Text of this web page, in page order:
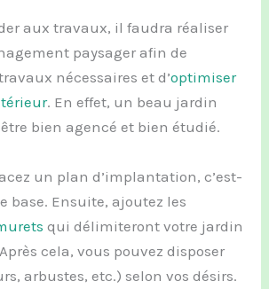
aux travaux, il faudra réaliser
paysager afin de
nécessaires et d’optimiser
. En effet, un beau jardin
bien agencé et bien étudié.
un plan d’implantation, c’est-
base. Ensuite, ajoutez les
qui délimiteront votre jardin
cela, vous pouvez disposer
arbustes, etc.) selon vos désirs.